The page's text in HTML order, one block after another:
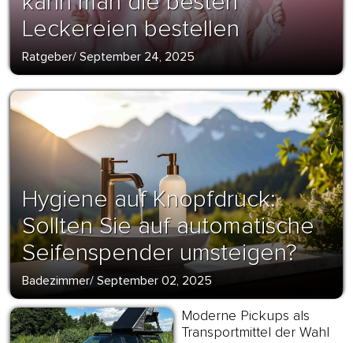
Leckereien bestellen
Ratgeber/ September 24, 2025
Hygiene auf Knopfdruck:
Sollten Sie auf automatische
Seifenspender umsteigen?
Badezimmer/ September 02, 2025
Moderne Pickups als
Transportmittel der Wahl